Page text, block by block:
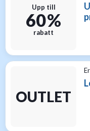
Upp till
60 %
rabatt
OUTLET